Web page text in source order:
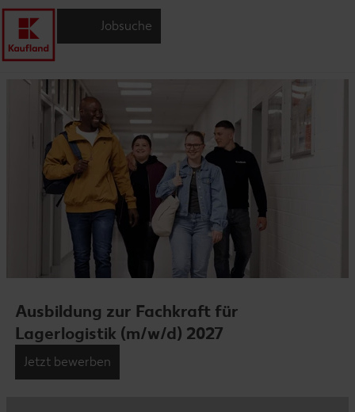
Jobsuche
Ausbildung zur Fachkraft für
Lagerlogistik (m/w/d) 2027
Jetzt bewerben